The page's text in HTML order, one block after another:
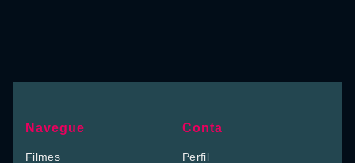
Navegue
Filmes
Conta
Perfil